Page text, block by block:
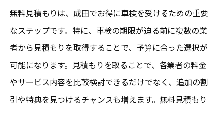
無料見積もりを利用した賢い選択法
地元の評判を活用した選択基準
見積もり比較による自分に合ったサービス
の発見
無料見積もりは、成田でお得に車検を受けるための重要
なステップです。特に、車検の期限が迫る前に複数の業
者から見積もりを取得することで、予算に合った選択が
可能になります。見積もりを取ることで、各業者の料金
やサービス内容を比較検討できるだけでなく、追加の割
引や特典を見つけるチャンスも増えます。無料見積もり